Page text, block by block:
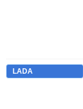
LADA